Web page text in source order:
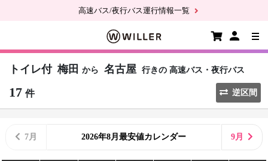
高速バス/夜行バス運行情報一覧
トイレ付 梅田 から 名古屋 行きの 高速バス・夜行バス
17 件 逆区間
7月 2026年8月最安値カレンダー 9月